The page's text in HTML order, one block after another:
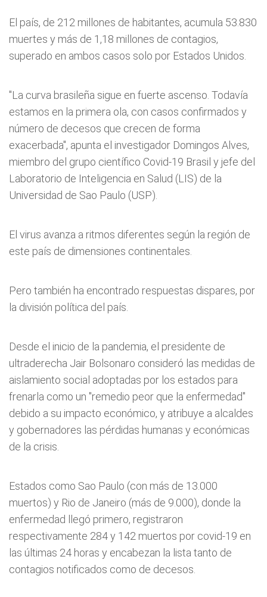
El país, de 212 millones de habitantes, acumula 53.830
muertes y más de 1,18 millones de contagios,
superado en ambos casos solo por Estados Unidos.
"La curva brasileña sigue en fuerte ascenso. Todavía
estamos en la primera ola, con casos confirmados y
número de decesos que crecen de forma
exacerbada", apunta el investigador Domingos Alves,
miembro del grupo científico Covid-19 Brasil y jefe del
Laboratorio de Inteligencia en Salud (LIS) de la
Universidad de Sao Paulo (USP).
El virus avanza a ritmos diferentes según la región de
este país de dimensiones continentales.
Pero también ha encontrado respuestas dispares, por
la división política del país.
Desde el inicio de la pandemia, el presidente de
ultraderecha Jair Bolsonaro consideró las medidas de
aislamiento social adoptadas por los estados para
frenarla como un "remedio peor que la enfermedad"
debido a su impacto económico, y atribuye a alcaldes
y gobernadores las pérdidas humanas y económicas
de la crisis.
Estados como Sao Paulo (con más de 13.000
muertos) y Rio de Janeiro (más de 9.000), donde la
enfermedad llegó primero, registraron
respectivamente 284 y 142 muertos por covid-19 en
las últimas 24 horas y encabezan la lista tanto de
contagios notificados como de decesos.